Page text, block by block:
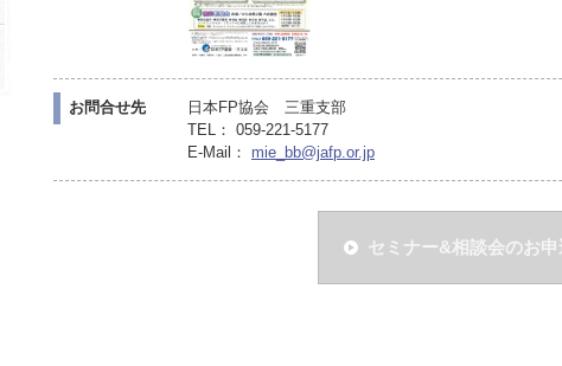
お問合せ先
日本FP協会 三重支部
TEL： 059-221-5177
E-Mail： mie_bb@jafp.or.jp
セミナー&相談会のお申